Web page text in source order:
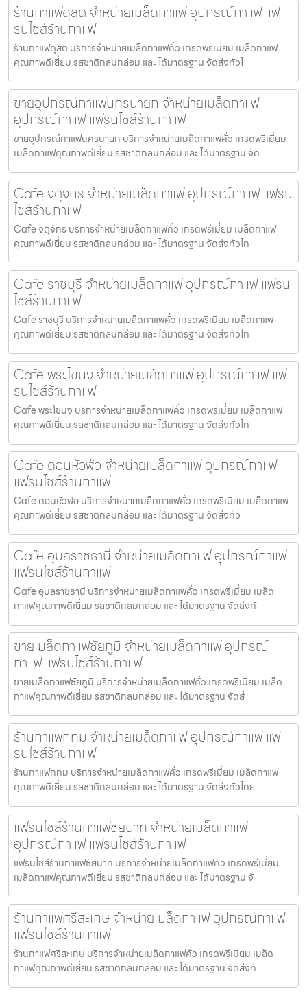
ร้านกาแฟดุสิต จำหน่ายเมล็ดกาแฟ อุปกรณ์กาแฟ แฟ
รนไชส์ร้านกาแฟ
ร้านกาแฟดุสิต บริการจำหน่ายเมล็ดกาแฟคั่ว เกรดพรีเมี่ยม เมล็ดกาแฟ
คุณภาพดีเยี่ยม รสชาติกลมกล่อม และ ได้มาตรฐาน จัดส่งทั่วไ
ขายอุปกรณ์กาแฟนครนายก จำหน่ายเมล็ดกาแฟ
อุปกรณ์กาแฟ แฟรนไชส์ร้านกาแฟ
ขายอุปกรณ์กาแฟนครนายก บริการจำหน่ายเมล็ดกาแฟคั่ว เกรดพรีเมี่ยม
เมล็ดกาแฟคุณภาพดีเยี่ยม รสชาติกลมกล่อม และ ได้มาตรฐาน จัด
Cafe จตุจักร จำหน่ายเมล็ดกาแฟ อุปกรณ์กาแฟ แฟรน
ไชส์ร้านกาแฟ
Cafe จตุจักร บริการจำหน่ายเมล็ดกาแฟคั่ว เกรดพรีเมี่ยม เมล็ดกาแฟ
คุณภาพดีเยี่ยม รสชาติกลมกล่อม และ ได้มาตรฐาน จัดส่งทั่วไท
Cafe ราชบุรี จำหน่ายเมล็ดกาแฟ อุปกรณ์กาแฟ แฟรน
ไชส์ร้านกาแฟ
Cafe ราชบุรี บริการจำหน่ายเมล็ดกาแฟคั่ว เกรดพรีเมี่ยม เมล็ดกาแฟ
คุณภาพดีเยี่ยม รสชาติกลมกล่อม และ ได้มาตรฐาน จัดส่งทั่วไท
Cafe พระโขนง จำหน่ายเมล็ดกาแฟ อุปกรณ์กาแฟ แฟ
รนไชส์ร้านกาแฟ
Cafe พระโขนง บริการจำหน่ายเมล็ดกาแฟคั่ว เกรดพรีเมี่ยม เมล็ดกาแฟ
คุณภาพดีเยี่ยม รสชาติกลมกล่อม และ ได้มาตรฐาน จัดส่งทั่วไท
Cafe ดอนหัวฬ่อ จำหน่ายเมล็ดกาแฟ อุปกรณ์กาแฟ
แฟรนไชส์ร้านกาแฟ
Cafe ดอนหัวฬ่อ บริการจำหน่ายเมล็ดกาแฟคั่ว เกรดพรีเมี่ยม เมล็ดกาแฟ
คุณภาพดีเยี่ยม รสชาติกลมกล่อม และ ได้มาตรฐาน จัดส่งทั่ว
Cafe อุบลราชธานี จำหน่ายเมล็ดกาแฟ อุปกรณ์กาแฟ
แฟรนไชส์ร้านกาแฟ
Cafe อุบลราชธานี บริการจำหน่ายเมล็ดกาแฟคั่ว เกรดพรีเมี่ยม เมล็ด
กาแฟคุณภาพดีเยี่ยม รสชาติกลมกล่อม และ ได้มาตรฐาน จัดส่งทั
ขายเมล็ดกาแฟชัยภูมิ จำหน่ายเมล็ดกาแฟ อุปกรณ์
กาแฟ แฟรนไชส์ร้านกาแฟ
ขายเมล็ดกาแฟชัยภูมิ บริการจำหน่ายเมล็ดกาแฟคั่ว เกรดพรีเมี่ยม เมล็ด
กาแฟคุณภาพดีเยี่ยม รสชาติกลมกล่อม และ ได้มาตรฐาน จัดส่
ร้านกาแฟกทม จำหน่ายเมล็ดกาแฟ อุปกรณ์กาแฟ แฟ
รนไชส์ร้านกาแฟ
ร้านกาแฟกทม บริการจำหน่ายเมล็ดกาแฟคั่ว เกรดพรีเมี่ยม เมล็ดกาแฟ
คุณภาพดีเยี่ยม รสชาติกลมกล่อม และ ได้มาตรฐาน จัดส่งทั่วไทย
แฟรนไชส์ร้านกาแฟชัยนาท จำหน่ายเมล็ดกาแฟ
อุปกรณ์กาแฟ แฟรนไชส์ร้านกาแฟ
แฟรนไชส์ร้านกาแฟชัยนาท บริการจำหน่ายเมล็ดกาแฟคั่ว เกรดพรีเมี่ยม
เมล็ดกาแฟคุณภาพดีเยี่ยม รสชาติกลมกล่อม และ ได้มาตรฐาน จั
ร้านกาแฟศรีสะเกษ จำหน่ายเมล็ดกาแฟ อุปกรณ์กาแฟ
แฟรนไชส์ร้านกาแฟ
ร้านกาแฟศรีสะเกษ บริการจำหน่ายเมล็ดกาแฟคั่ว เกรดพรีเมี่ยม เมล็ด
กาแฟคุณภาพดีเยี่ยม รสชาติกลมกล่อม และ ได้มาตรฐาน จัดส่งทั